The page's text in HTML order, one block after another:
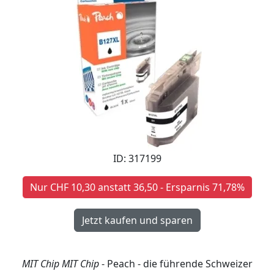
ID: 317199
Nur CHF 10,30 anstatt 36,50 - Ersparnis 71,78%
MIT Chip MIT Chip- Peach - die führende Schweizer